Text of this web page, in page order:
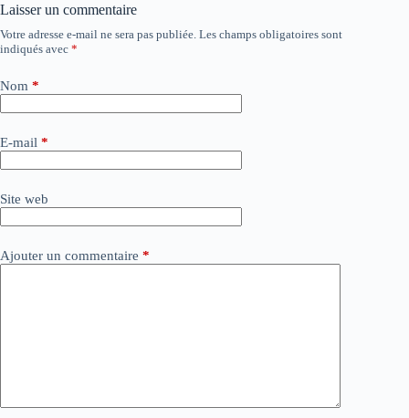
Laisser un commentaire
Votre adresse e-mail ne sera pas publiée. Les champs obligatoires sont
indiqués avec *
Nom *
E-mail *
Site web
Ajouter un commentaire *
A
l
e
n
t
i
e